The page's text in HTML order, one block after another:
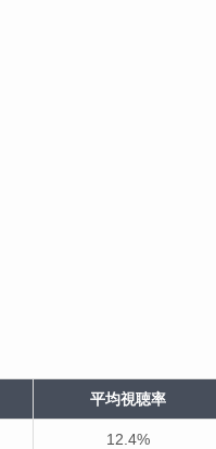
平均視聴率
12.4%